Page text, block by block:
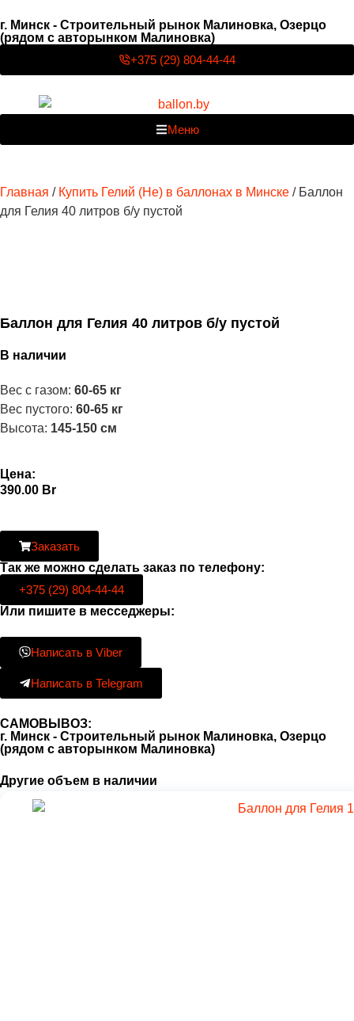
г. Минск - Строительный рынок Малиновка, Озерцо
(рядом с авторынком Малиновка)
+375 (29) 804-44-44
Меню
Главная / Купить Гелий (He) в баллонах в Минске / Баллон
для Гелия 40 литров б/у пустой
Баллон для Гелия 40 литров б/у пустой
В наличии
Вес с газом: 60-65 кг
Вес пустого: 60-65 кг
Высота: 145-150 см
Цена:
390.00 Br
Заказать
Так же можно сделать заказ по телефону:
+375 (29) 804-44-44
Или пишите в месседжеры:
Написать в Viber
Написать в Telegram
САМОВЫВОЗ:
г. Минск - Строительный рынок Малиновка, Озерцо
(рядом с авторынком Малиновка)
Другие объем в наличии